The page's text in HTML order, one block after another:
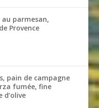
parmesan,
Provence
pain de campagne
fumée, fine
d’olive